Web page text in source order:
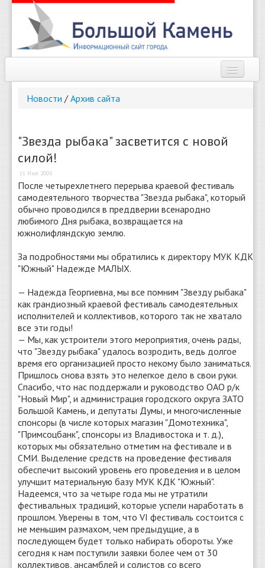
Новости
Справочник
Погода
О сайте
Новости / Архив сайта
"Звезда рыбака" засветится с новой
силой!
11 Июл 2008
После четырехлетнего перерыва краевой фестиваль
самодеятельного творчества "Звезда рыбака", который
обычно проводился в преддверии всенародно
любимого Дня рыбака, возвращается на
южнолифляндскую землю.
За подробностями мы обратились к директору МУК КДК
"Южный" Надежде МАЛЫХ.
— Надежда Георгиевна, мы все помним "Звезду рыбака"
как грандиозный краевой фестиваль самодеятельных
исполнителей и коллективов, которого так не хватало
все эти годы!
— Мы, как устроители этого мероприятия, очень рады,
что "Звезду рыбака" удалось возродить, ведь долгое
время его организацией просто некому было заниматься.
Пришлось снова взять это нелегкое дело в свои руки.
Спасибо, что нас поддержали и руководство ОАО р/к
"Новый Мир", и администрация городского округа ЗАТО
Большой Камень, и депутаты Думы, и многочисленные
спонсоры (в числе которых магазин "Домотехника",
"Примсоцбанк", спонсоры из Владивостока и т. д.),
которых мы обязательно отметим на фестивале и в
СМИ. Выделение средств на проведение фестиваля
обеспечит высокий уровень его проведения и в целом
улучшит материальную базу МУК КДК "Южный".
Надеемся, что за четыре года мы не утратили
фестивальных традиций, которые успели наработать в
прошлом. Уверены в том, что VI фестиваль состоится с
не меньшим размахом, чем предыдущие, а в
последующем будет только набирать обороты. Уже
сегодня к нам поступили заявки более чем от 30
коллективов, ансамблей и солистов со всего